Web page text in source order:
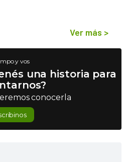
Ver más >
y vos
una historia para
conocerla